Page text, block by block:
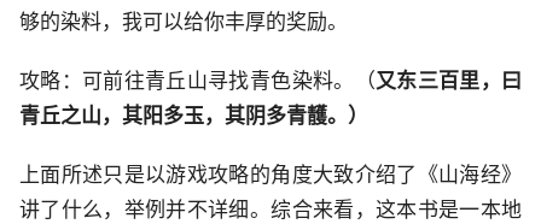
够的染料，我可以给你丰厚的奖励。
攻略：可前往青丘山寻找青色染料。（又东三百里，曰
青丘之山，其阳多玉，其阴多青䨼。）
上面所述只是以游戏攻略的角度大致介绍了《山海经》
讲了什么，举例并不详细。综合来看，这本书是一本地